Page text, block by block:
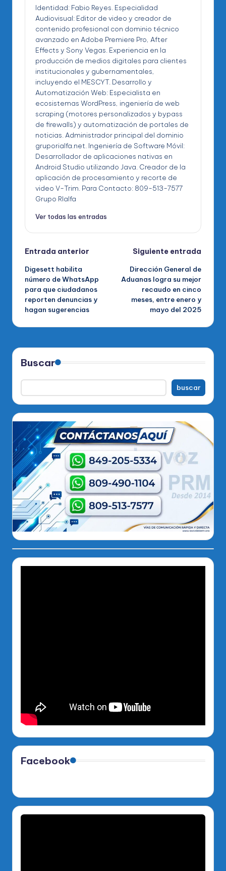
Identidad: Fabio Reyes. Especialidad
Audiovisual: Editor de video y creador de
contenido profesional con dominio técnico
avanzado en Adobe Premiere Pro, After
Effects y Sony Vegas. Experiencia en la
producción de medios digitales para clientes
institucionales y gubernamentales,
incluyendo el MESCYT. Desarrollo y
Automatización Web: Especialista en
ecosistemas WordPress, ingeniería de web
scraping (motores personalizados y bypass
de firewalls) y automatización de portales de
noticias. Administrador principal del dominio
gruporialfa.net. Ingeniería de Software Móvil:
Desarrollador de aplicaciones nativas en
Android Studio utilizando Java. Creador de la
aplicación de procesamiento y recorte de
video V-Trim. Para Contacto: 809-513-7577
Grupo RIalfa
Ver todas las entradas
Navegación
de
entradas
Entrada anterior
Digesett habilita
número de WhatsApp
para que ciudadanos
reporten denuncias y
hagan sugerencias
Siguiente entrada
Dirección General de
Aduanas logra su mejor
recaudo en cinco
meses, entre enero y
mayo del 2025
Buscar
buscar
Facebook